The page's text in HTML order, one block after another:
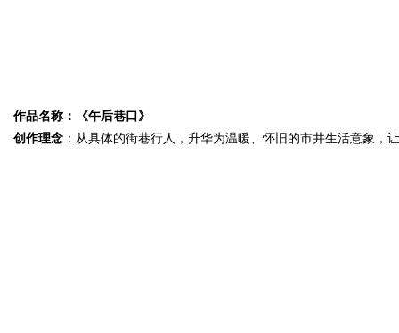
作品名称：《午后巷口》
创作理念 ：从具体的街巷行人，升华为温暖、怀旧的市井生活意象，